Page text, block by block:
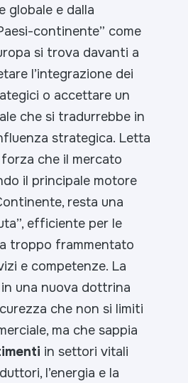
globale e dalla
continente” come
si trova davanti a
l’integrazione dei
o accettare un
che si tradurrebbe in
strategica. Letta
che il mercato
il principale motore
resta una
efficiente per le
troppo frammentato
e competenze. La
una nuova dottrina
che non si limiti
ma che sappia
in settori vitali
l’energia e la